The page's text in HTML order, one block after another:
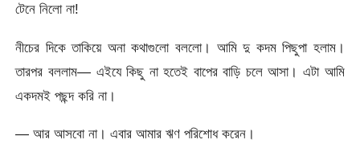
টেনে নিলো না!
নীচের দিকে তাকিয়ে অনা কথাগুলো বললো। আমি দু কদম পিছুপা হলাম।
তারপর বললাম— এইযে কিছু না হতেই বাপের বাড়ি চলে আসা। এটা আমি
একদমই পছন্দ করি না।
— আর আসবো না। এবার আমার ঋণ পরিশোধ করেন।